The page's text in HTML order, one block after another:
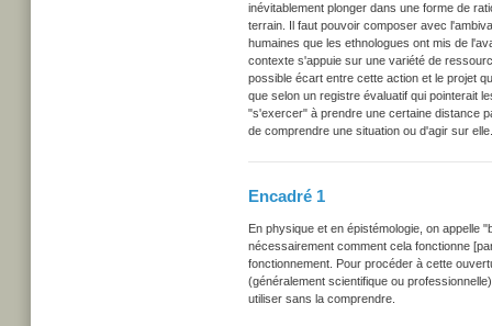
inévitablement plonger dans une forme de
terrain. Il faut pouvoir composer avec
humaines que les ethnologues ont mis de
contexte s'appuie sur une variété de
possible écart entre cette action et le projet
que selon un registre évaluatif qui pointerait
"s'exercer" à prendre une certaine distance
de comprendre une situation ou d'agir sur elle.
Encadré 1
En physique et en épistémologie, on appelle
nécessairement comment cela fonctionne
fonctionnement. Pour procéder à cette
(généralement scientifique ou
utiliser sans la comprendre.